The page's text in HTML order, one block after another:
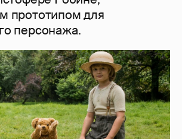
прототипом для
персонажа.